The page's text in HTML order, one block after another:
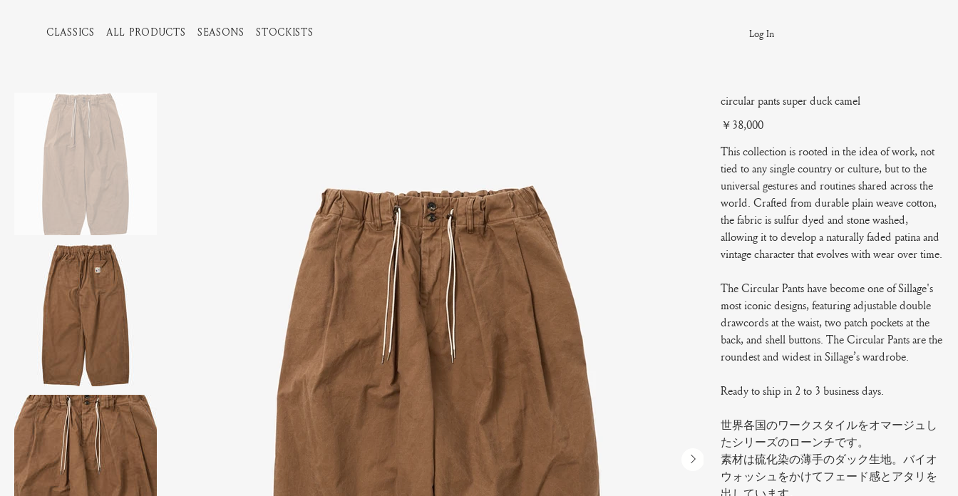
CLASSICS ALL PRODUCTS SEASONS STOCKISTS Log In
circular pants super duck camel
Price
￥38,000
This collection is rooted in the idea of work, not
tied to any single country or culture, but to the
universal gestures and routines shared across the
world. Crafted from durable plain weave cotton,
the fabric is sulfur dyed and stone washed,
allowing it to develop a naturally faded patina and
vintage character that evolves with wear over time.
The Circular Pants have become one of Sillage's
most iconic designs, featuring adjustable double
drawcords at the waist, two patch pockets at the
back, and shell buttons. The Circular Pants are the
roundest and widest in Sillage’s wardrobe.
Ready to ship in 2 to 3 business days.
世界各国のワークスタイルをオマージュし
たシリーズのローンチです。
素材は硫化染の薄手のダック生地。バイオ
ウォッシュをかけてフェード感とアタリを